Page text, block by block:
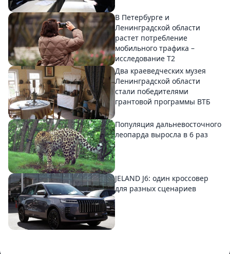
В Петербурге и
Ленинградской области
растет потребление
мобильного трафика –
исследование T2
Два краеведческих музея
Ленинградской области
стали победителями
грантовой программы ВТБ
Популяция дальневосточного
леопарда выросла в 6 раз
JELAND J6: один кроссовер
для разных сценариев